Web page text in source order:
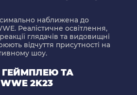
наближена до
Реалістичне освітлення,
глядачів та видовищні
відчуття присутності на
шоу.
ГЕЙМПЛЕЮ ТА
2K23